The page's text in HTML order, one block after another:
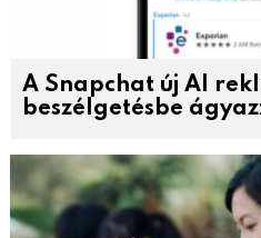
A Snapchat új AI
beszélgetésbe